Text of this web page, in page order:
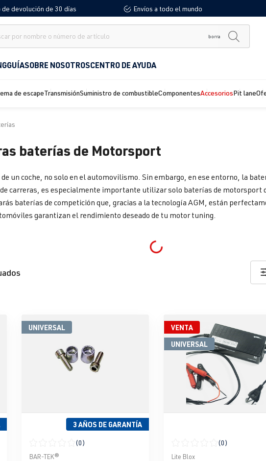
de devolución de 30 días Envíos a todo el mundo
borra
GUÍASOBRE NOSOTROSCENTRO DE AYUDA
de escapeTransmisiónSuministro de combustibleComponentesAccesoriosPit lane
baterías de Motorsport
un coche, no solo en el automovilismo. Sin embargo, en ese entorno, la
carreras, es especialmente importante utilizar solo baterías de motorsport
baterías de competición que, gracias a la tecnología AGM, están
garantizan el rendimiento deseado de tu motor tuning.
Loading...
UNIVERSAL
3 AÑOS DE GARANTÍA
Calificación promedio de 0 de 5 estrellas
(0)
BAR-TEK®
VENTA
UNIVERSAL
Calificación promedio de 0
(0)
Lite Blox